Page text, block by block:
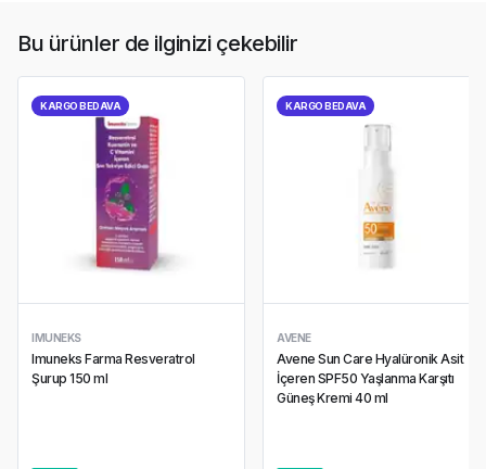
Bu ürünler de ilginizi çekebilir
KARGO BEDAVA
IMUNEKS
Imuneks Farma Resveratrol
Şurup 150 ml
KARGO BEDAVA
AVENE
Avene Sun Care Hyalüronik Asit
İçeren SPF50 Yaşlanma Karşıtı
Güneş Kremi 40 ml